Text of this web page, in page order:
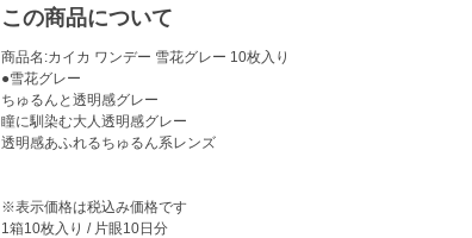
この商品について
商品名:カイカ ワンデー 雪花グレー 10枚入り
●雪花グレー
ちゅるんと透明感グレー
瞳に馴染む大人透明感グレー
透明感あふれるちゅるん系レンズ
※表示価格は税込み価格です
1箱10枚入り / 片眼10日分